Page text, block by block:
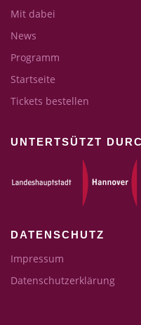
Mit dabei
News
Programm
Startseite
Tickets bestellen
UNTERTSÜTZT
DATENSCHUTZ
Impressum
Datenschutzerklärung